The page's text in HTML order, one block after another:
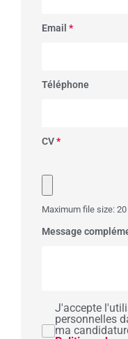
Email *
Téléphone
CV*
Maximum file size:
Message
J'accepte
personnelles
ma